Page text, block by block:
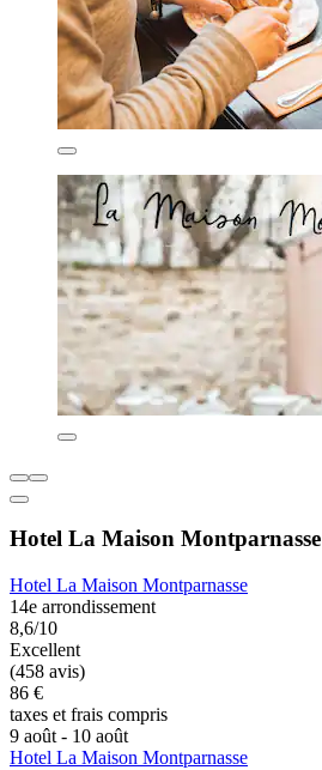
Hotel La Maison Montparnasse
Hotel La Maison Montparnasse
14e arrondissement
8,6/10
Excellent
(458 avis)
86 €
taxes et frais compris
9 août - 10 août
Hotel La Maison Montparnasse